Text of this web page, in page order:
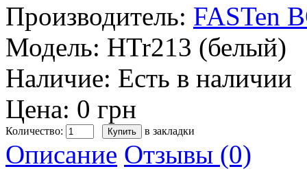
Производитель: FASTen
Модель: HTr213 (белый)
Наличие: Есть в наличии
Цена: 0 грн
Количество: в закладки
Описание Отзывы (0)